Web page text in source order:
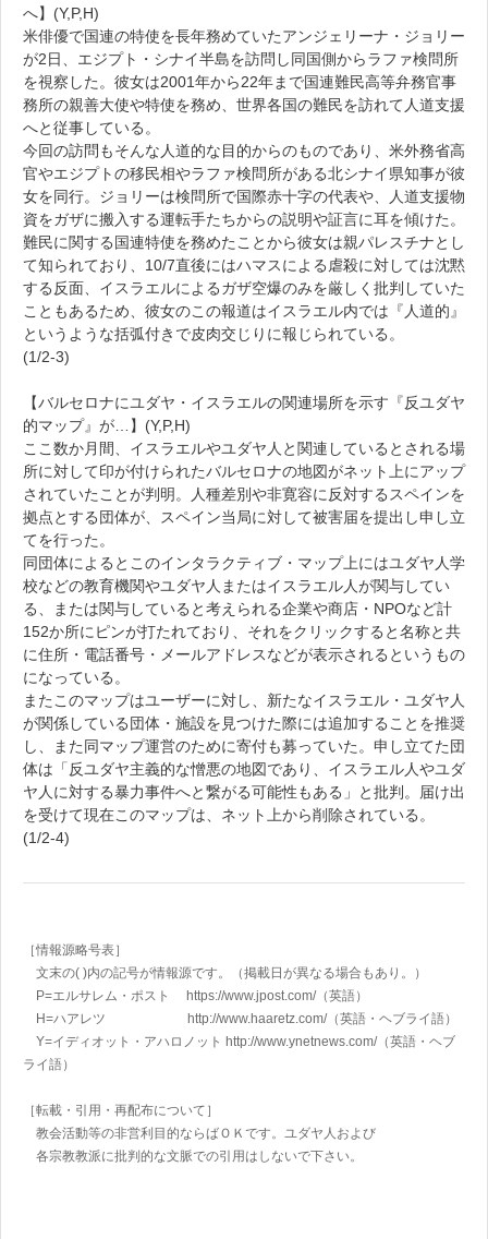
へ】(Y,P,H)
米俳優で国連の特使を長年務めていたアンジェリーナ・ジョリー
が2日、エジプト・シナイ半島を訪問し同国側からラファ検問所
を視察した。彼女は2001年から22年まで国連難民高等弁務官事
務所の親善大使や特使を務め、世界各国の難民を訪れて人道支援
へと従事している。
今回の訪問もそんな人道的な目的からのものであり、米外務省高
官やエジプトの移民相やラファ検問所がある北シナイ県知事が彼
女を同行。ジョリーは検問所で国際赤十字の代表や、人道支援物
資をガザに搬入する運転手たちからの説明や証言に耳を傾けた。
難民に関する国連特使を務めたことから彼女は親パレスチナとし
て知られており、10/7直後にはハマスによる虐殺に対しては沈黙
する反面、イスラエルによるガザ空爆のみを厳しく批判していた
こともあるため、彼女のこの報道はイスラエル内では『人道的』
というような括弧付きで皮肉交じりに報じられている。
(1/2-3)
【バルセロナにユダヤ・イスラエルの関連場所を示す『反ユダヤ
的マップ』が…】(Y,P,H)
ここ数か月間、イスラエルやユダヤ人と関連しているとされる場
所に対して印が付けられたバルセロナの地図がネット上にアップ
されていたことが判明。人種差別や非寛容に反対するスペインを
拠点とする団体が、スペイン当局に対して被害届を提出し申し立
てを行った。
同団体によるとこのインタラクティブ・マップ上にはユダヤ人学
校などの教育機関やユダヤ人またはイスラエル人が関与してい
る、または関与していると考えられる企業や商店・NPOなど計
152か所にピンが打たれており、それをクリックすると名称と共
に住所・電話番号・メールアドレスなどが表示されるというもの
になっている。
またこのマップはユーザーに対し、新たなイスラエル・ユダヤ人
が関係している団体・施設を見つけた際には追加することを推奨
し、また同マップ運営のために寄付も募っていた。申し立てた団
体は「反ユダヤ主義的な憎悪の地図であり、イスラエル人やユダ
ヤ人に対する暴力事件へと繋がる可能性もある」と批判。届け出
を受けて現在このマップは、ネット上から削除されている。
(1/2-4)
［情報源略号表］
文末の( )内の記号が情報源です。（掲載日が異なる場合もあり。）
P=エルサレム・ポスト https://www.jpost.com/（英語）
H=ハアレツ http://www.haaretz.com/（英語・ヘブライ語）
Y=イディオット・アハロノット http://www.ynetnews.com/（英語・ヘブ
ライ語）
［転載・引用・再配布について］
教会活動等の非営利目的ならばＯＫです。ユダヤ人および
各宗教教派に批判的な文脈での引用はしないで下さい。